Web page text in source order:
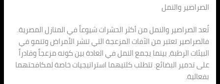
الصراصير والنمل
تُعد الصراصير والنمل من أكثر الحشرات شيوعاً في المنازل المصرية.
فالصراصير تعتبر من الآفات المزعجة التي تنشر الأمراض وتنمو في
البيئات الرطبة، بينما يجمع النمل في العادة بين كونه مزعجاً وقادراً
على تدمير البضائع. تتطلب كلتيهما استراتيجيات خاصة لمكافحتهما
بفعالية.